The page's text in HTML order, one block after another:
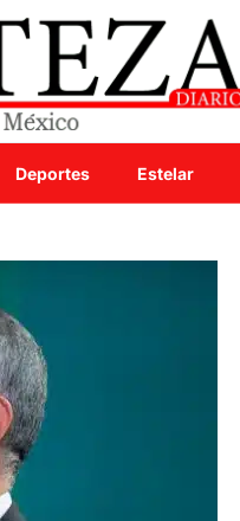
Deportes Estelar